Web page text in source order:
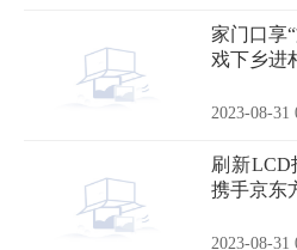
家门口享
戏下乡进
2023-08-31
刷新LCD
携手京东
2023-08-31